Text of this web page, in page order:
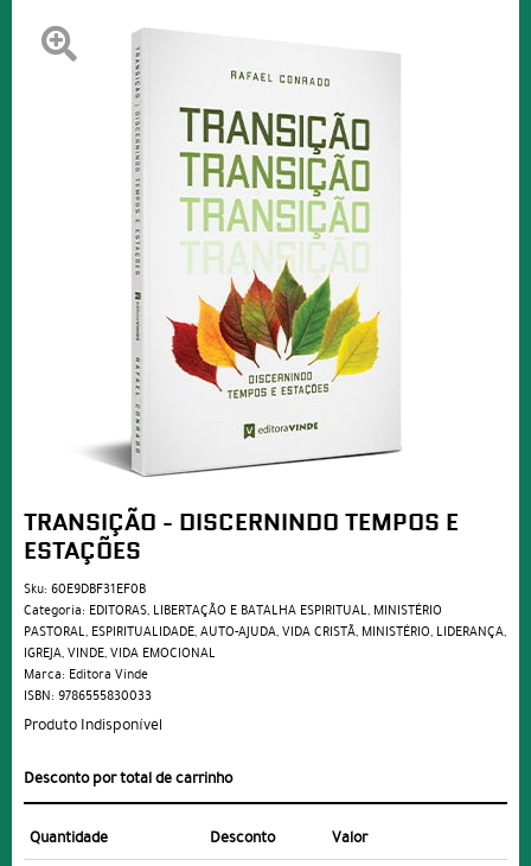
TRANSIÇÃO - DISCERNINDO TEMPOS E
ESTAÇÕES
Sku: 60E9DBF31EF0B
Categoria: EDITORAS, LIBERTAÇÃO E BATALHA ESPIRITUAL, MINISTÉRIO
PASTORAL, ESPIRITUALIDADE,AUTO-AJUDA,VIDA CRISTÃ, MINISTÉRIO, LIDERANÇA,
IGREJA,VINDE,VIDA EMOCIONAL
Marca: Editora Vinde
ISBN: 9786555830033
Produto Indisponível
Desconto por total de carrinho
Quantidade Desconto
Valor